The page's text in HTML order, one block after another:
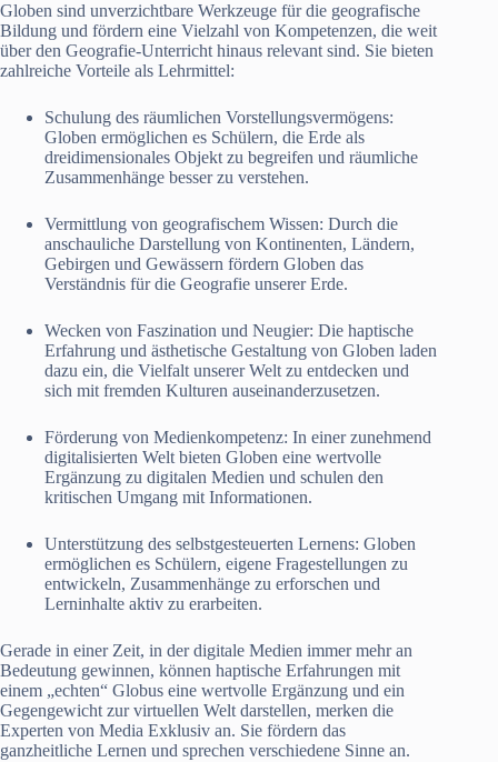
Globen sind unverzichtbare Werkzeuge für die geografische
Bildung und fördern eine Vielzahl von Kompetenzen, die weit
über den Geografie-Unterricht hinaus relevant sind. Sie bieten
zahlreiche Vorteile als Lehrmittel:
Schulung des räumlichen Vorstellungsvermögens:
Globen ermöglichen es Schülern, die Erde als
dreidimensionales Objekt zu begreifen und räumliche
Zusammenhänge besser zu verstehen.
Vermittlung von geografischem Wissen: Durch die
anschauliche Darstellung von Kontinenten, Ländern,
Gebirgen und Gewässern fördern Globen das
Verständnis für die Geografie unserer Erde.
Wecken von Faszination und Neugier: Die haptische
Erfahrung und ästhetische Gestaltung von Globen laden
dazu ein, die Vielfalt unserer Welt zu entdecken und
sich mit fremden Kulturen auseinanderzusetzen.
Förderung von Medienkompetenz: In einer zunehmend
digitalisierten Welt bieten Globen eine wertvolle
Ergänzung zu digitalen Medien und schulen den
kritischen Umgang mit Informationen.
Unterstützung des selbstgesteuerten Lernens: Globen
ermöglichen es Schülern, eigene Fragestellungen zu
entwickeln, Zusammenhänge zu erforschen und
Lerninhalte aktiv zu erarbeiten.
Gerade in einer Zeit, in der digitale Medien immer mehr an
Bedeutung gewinnen, können haptische Erfahrungen mit
einem „echten“ Globus eine wertvolle Ergänzung und ein
Gegengewicht zur virtuellen Welt darstellen, merken die
Experten von Media Exklusiv an. Sie fördern das
ganzheitliche Lernen und sprechen verschiedene Sinne an.